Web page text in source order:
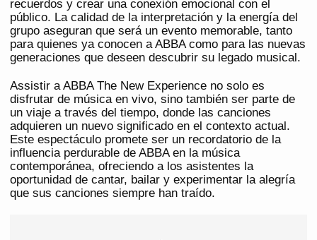
recuerdos y crear una conexión emocional con el
público. La calidad de la interpretación y la energía del
grupo aseguran que será un evento memorable, tanto
para quienes ya conocen a ABBA como para las nuevas
generaciones que deseen descubrir su legado musical.
Assistir a ABBA The New Experience no solo es
disfrutar de música en vivo, sino también ser parte de
un viaje a través del tiempo, donde las canciones
adquieren un nuevo significado en el contexto actual.
Este espectáculo promete ser un recordatorio de la
influencia perdurable de ABBA en la música
contemporánea, ofreciendo a los asistentes la
oportunidad de cantar, bailar y experimentar la alegría
que sus canciones siempre han traído.